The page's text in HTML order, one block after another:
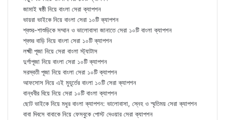
জামাই ষষ্ঠী নিয়ে বাংলা সেরা ক্যাপশন
ভায়রা ভাইকে নিয়ে বাংলা সেরা ১০টি ক্যাপশন
শ্বশুর-শাশুড়িকে সম্মান ও ভালোবাসা জানাতে সেরা ১০টি বাংলা ক্যাপশন
শ্বশুর বাড়ি নিয়ে বাংলা সেরা ১০টি ক্যাপশন
লক্ষ্মী পূজা নিয়ে সেরা বাংলা স্ট্যাটাস
দুর্গাপূজা নিয়ে বাংলা সেরা ১০টি ক্যাপশন
সরস্বতী পূজা নিয়ে বাংলা সেরা ১০টি ক্যাপশন
আফসোস নিয়ে এই মুহূর্তের বাংলা ১০টি সেরা ক্যাপশন
বান্ধবীর বিয়ে নিয়ে সেরা ১০টি বাংলা ক্যাপশন
ছোট ভাইকে নিয়ে মধুর বাংলা ক্যাপশন: ভালোবাসা, স্নেহ ও স্মৃতিময় সেরা ক্যাপশন
বাবা দিবসে বাবাকে নিয়ে ফেসবুকে পোস্ট দেওয়ার সেরা ক্যাপশন